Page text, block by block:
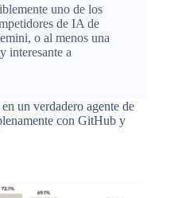
uno de los
de IA de
o al menos una
interesante a
un verdadero agente de
con GitHub y